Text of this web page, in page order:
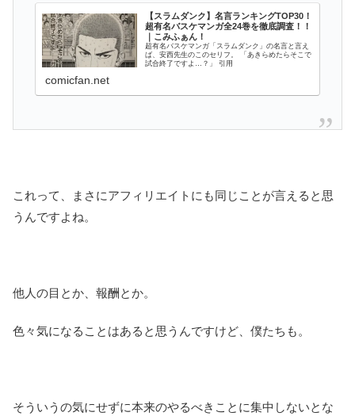
【スラムダンク】名言ランキングTOP30！
超有名バスケマンガ全24巻を徹底調査！！
｜こみふぁん！
超有名バスケマンガ「スラムダンク」の名言と言え
ば、安西先生のこのセリフ。 「あきらめたらそこで
試合終了ですよ…？」 引用
comicfan.net
これって、まさにアフィリエイトにも同じことが言えると思
うんですよね。
他人の目とか、報酬とか。
色々気になることはあると思うんですけど、僕たちも。
そういうの気にせずに本来のやるべきことに集中しないとな